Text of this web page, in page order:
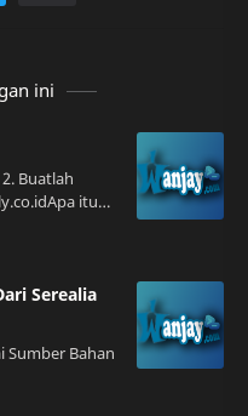
ini
Buatlah
itu
adalah
Serealia
Sumber Bahan
dan